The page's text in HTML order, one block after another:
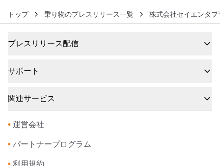
トップ 乗り物のプレスリリース一覧 株式会社セイエンタプ
プレスリリース配信
サポート
関連サービス
• 運営会社
• パートナープログラム
• 利用規約